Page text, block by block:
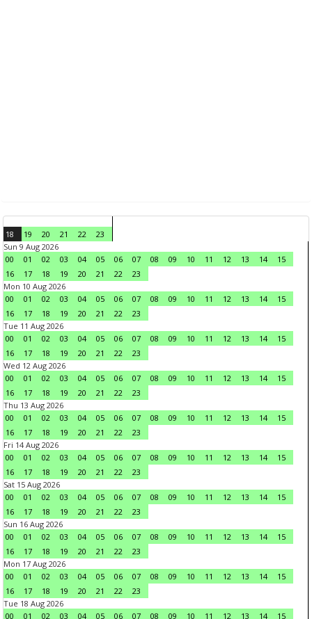
18 19 20 21 22
23
Sun 9 Aug 2026
00
01 02 03 04 05 06 07 08 09 10 11 12 13 14
15
16
17 18 19 20 21 22
23
Mon 10 Aug 2026
00
01 02 03 04 05 06 07 08 09 10 11 12 13 14
15
16
17 18 19 20 21 22
23
Tue 11 Aug 2026
00
01 02 03 04 05 06 07 08 09 10 11 12 13 14
15
16
17 18 19 20 21 22
23
Wed 12 Aug 2026
00
01 02 03 04 05 06 07 08 09 10 11 12 13 14
15
16
17 18 19 20 21 22
23
Thu 13 Aug 2026
00
01 02 03 04 05 06 07 08 09 10 11 12 13 14
15
16
17 18 19 20 21 22
23
Fri 14 Aug 2026
00
01 02 03 04 05 06 07 08 09 10 11 12 13 14
15
16
17 18 19 20 21 22
23
Sat 15 Aug 2026
00
01 02 03 04 05 06 07 08 09 10 11 12 13 14
15
16
17 18 19 20 21 22
23
Sun 16 Aug 2026
00
01 02 03 04 05 06 07 08 09 10 11 12 13 14
15
16
17 18 19 20 21 22
23
Mon 17 Aug 2026
00
01 02 03 04 05 06 07 08 09 10 11 12 13 14
15
16
17 18 19 20 21 22
23
Tue 18 Aug 2026
00
01 02 03 04 05 06 07 08 09 10 11 12 13 14 15